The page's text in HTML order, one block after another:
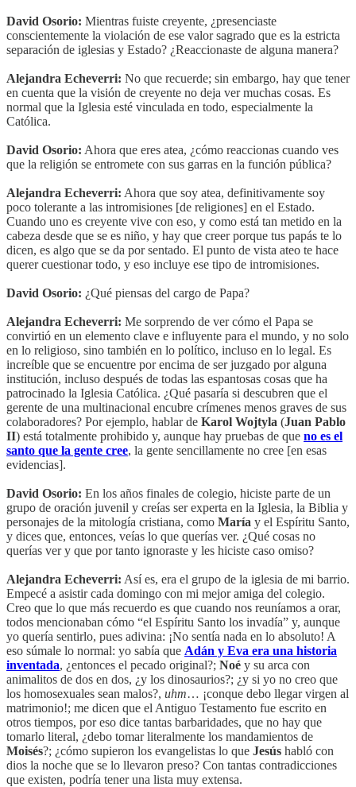
David Osorio: Mientras fuiste creyente, ¿presenciaste
conscientemente la violación de ese valor sagrado que es la estricta
separación de iglesias y Estado? ¿Reaccionaste de alguna manera?
Alejandra Echeverri: No que recuerde; sin embargo, hay que tener
en cuenta que la visión de creyente no deja ver muchas cosas. Es
normal que la Iglesia esté vinculada en todo, especialmente la
Católica.
David Osorio: Ahora que eres atea, ¿cómo reaccionas cuando ves
que la religión se entromete con sus garras en la función pública?
Alejandra Echeverri: Ahora que soy atea, definitivamente soy
poco tolerante a las intromisiones [de religiones] en el Estado.
Cuando uno es creyente vive con eso, y como está tan metido en la
cabeza desde que se es niño, y hay que creer porque tus papás te lo
dicen, es algo que se da por sentado. El punto de vista ateo te hace
querer cuestionar todo, y eso incluye ese tipo de intromisiones.
David Osorio: ¿Qué piensas del cargo de Papa?
Alejandra Echeverri: Me sorprendo de ver cómo el Papa se
convirtió en un elemento clave e influyente para el mundo, y no solo
en lo religioso, sino también en lo político, incluso en lo legal. Es
increíble que se encuentre por encima de ser juzgado por alguna
institución, incluso después de todas las espantosas cosas que ha
patrocinado la Iglesia Católica. ¿Qué pasaría si descubren que el
gerente de una multinacional encubre crímenes menos graves de sus
colaboradores? Por ejemplo, hablar de Karol Wojtyla (Juan Pablo
II) está totalmente prohibido y, aunque hay pruebas de que no es el
santo que la gente cree, la gente sencillamente no cree [en esas
evidencias].
David Osorio: En los años finales de colegio, hiciste parte de un
grupo de oración juvenil y creías ser experta en la Iglesia, la Biblia y
personajes de la mitología cristiana, como María y el Espíritu Santo,
y dices que, entonces, veías lo que querías ver. ¿Qué cosas no
querías ver y que por tanto ignoraste y les hiciste caso omiso?
Alejandra Echeverri: Así es, era el grupo de la iglesia de mi barrio.
Empecé a asistir cada domingo con mi mejor amiga del colegio.
Creo que lo que más recuerdo es que cuando nos reuníamos a orar,
todos mencionaban cómo “el Espíritu Santo los invadía” y, aunque
yo quería sentirlo, pues adivina: ¡No sentía nada en lo absoluto! A
eso súmale lo normal: yo sabía que Adán y Eva era una historia
inventada, ¿entonces el pecado original?; Noé y su arca con
animalitos de dos en dos, ¿y los dinosaurios?; ¿y si yo no creo que
los homosexuales sean malos?, uhm… ¡conque debo llegar virgen al
matrimonio!; me dicen que el Antiguo Testamento fue escrito en
otros tiempos, por eso dice tantas barbaridades, que no hay que
tomarlo literal, ¿debo tomar literalmente los mandamientos de
Moisés?; ¿cómo supieron los evangelistas lo que Jesús habló con
dios la noche que se lo llevaron preso? Con tantas contradicciones
que existen, podría tener una lista muy extensa.